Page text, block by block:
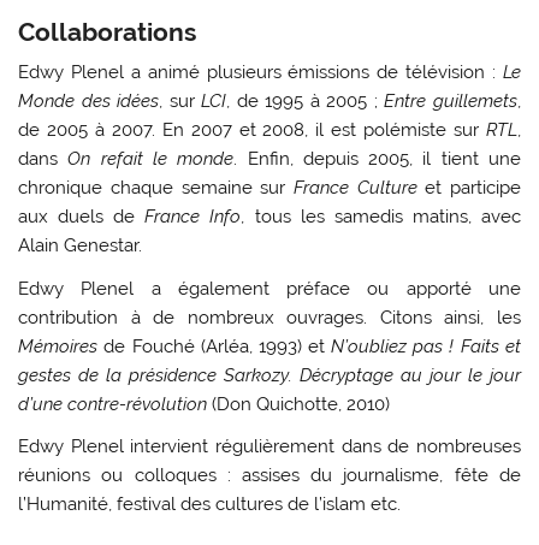
Collaborations
Edwy Plenel a animé plusieurs émissions de télévision : Le
Monde des idées, surLCI, de 1995 à 2005 ;Entre guillemets,
de 2005 à 2007. En 2007 et 2008, il est polémiste sur RTL,
dansOn refait le monde. Enfin, depuis 2005, il tient une
chronique chaque semaine sur France Cultureet participe
aux duels deFrance Info, tous les samedis matins, avec
Alain Genestar.
Edwy Plenel a également préface ou apporté une
contribution à de nombreux ouvrages. Citons ainsi, les
Mémoires de Fouché (Arléa, 1993) etN’oubliez pas ! Faits et
gestes de la présidence Sarkozy. Décryptage au jour le jour
d’une contre-révolution(Don Quichotte, 2010)
Edwy Plenel intervient régulièrement dans de nombreuses
réunions ou colloques : assises du journalisme, fête de
l’Humanité, festival des cultures de l’islam etc.